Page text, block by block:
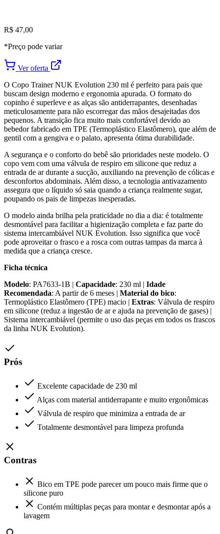
R$ 47,00
*Preço pode variar
Ver oferta
O Copo Trainer NUK Evolution 230 ml é perfeito para pais que
buscam design moderno e ergonomia apurada. O formato do
copinho é superleve e as alças são antiderrapantes, desenhadas
meticulosamente para não escorregar das mãos desajeitadas dos
pequenos. A transição fica muito mais confortável devido ao
bebedor fabricado em TPE (Termoplástico Elastômero), que além de
gentil com a gengiva e o palato, apresenta ótima durabilidade.
A segurança e o conforto do bebê são prioridades neste modelo. O
copo vem com uma válvula de respiro em silicone que reduz a
entrada de ar durante a sucção, auxiliando na prevenção de cólicas e
desconfortos abdominais. Além disso, a tecnologia antivazamento
assegura que o líquido só saia quando a criança realmente sugar,
poupando os pais de limpezas inesperadas.
O modelo ainda brilha pela praticidade no dia a dia: é totalmente
desmontável para facilitar a higienização completa e faz parte do
sistema intercambiável NUK Evolution. Isso significa que você
pode aproveitar o frasco e a rosca com outras tampas da marca à
medida que a criança cresce.
Ficha técnica
Modelo: PA7633-1B | Capacidade: 230 ml | Idade
Recomendada: A partir de 6 meses | Material do bico:
Termoplástico Elastômero (TPE) macio | Extras: Válvula de respiro
em silicone (reduz a ingestão de ar e ajuda na prevenção de gases) |
Sistema intercambiável (permite o uso das peças em todos os frascos
da linha NUK Evolution).
Prós
Excelente capacidade de 230 ml
Alças com material antiderrapante e muito ergonômicas
Válvula de respiro que minimiza a entrada de ar
Totalmente desmontável para limpeza profunda
Contras
Bico em TPE pode parecer um pouco mais firme que o
silicone puro
Contém múltiplas peças para montar e desmontar após a
lavagem